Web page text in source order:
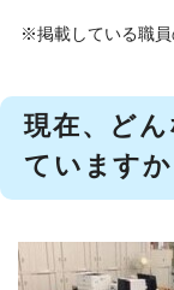
※掲載している職員
現在、ど
ていますか